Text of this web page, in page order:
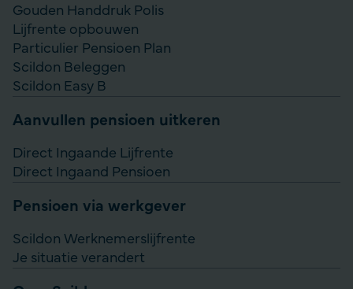
Gouden Handdruk Polis
Lijfrente opbouwen
Particulier Pensioen Plan
Scildon Beleggen
Scildon Easy B
Aanvullen pensioen uitkeren
Direct Ingaande Lijfrente
Direct Ingaand Pensioen
Pensioen via werkgever
Scildon Werknemerslijfrente
Je situatie verandert